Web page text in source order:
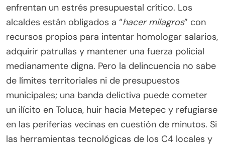
enfrentan un estrés presupuestal crítico. Los
alcaldes están obligados a “hacer milagros” con
recursos propios para intentar homologar salarios,
adquirir patrullas y mantener una fuerza policial
medianamente digna. Pero la delincuencia no sabe
de límites territoriales ni de presupuestos
municipales; una banda delictiva puede cometer
un ilícito en Toluca, huir hacia Metepec y refugiarse
en las periferias vecinas en cuestión de minutos. Si
las herramientas tecnológicas de los C4 locales y